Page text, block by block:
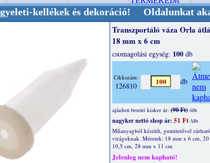
és dekoráció! Oldalunkat
Transzportáló váza Orla
18 mm x 6 cm
csomagolási egység: 100 db
Cikkszám:
126810 db
ajánlott bruttó kisker ár: (90 Ft) /db
nagyker nettó shop ár: 51 Ft /db
Műanyagból készült, gumitetővel
virágoknak. Méretek: 18 mm x 6 cm,
10,5 cm, 28 mm x 11 cm
Jelenleg nem kapható!